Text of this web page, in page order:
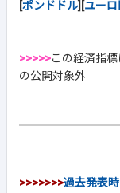
[ポンドドル][ユーロ
>>>>>この経済指
の公開対象外
>>>>>>>過去発表